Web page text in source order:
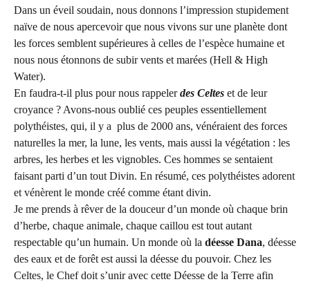
Dans un éveil soudain, nous donnons l’impression stupidement
naïve de nous apercevoir que nous vivons sur une planète dont
les forces semblent supérieures à celles de l’espèce humaine et
nous nous étonnons de subir vents et marées (Hell & High
Water).
En faudra-t-il plus pour nous rappelerdes Celtes et de leur
croyance ? Avons-nous oublié ces peuples essentiellement
polythéistes, qui, il y a plus de 2000 ans, vénéraient des forces
naturelles la mer, la lune, les vents, mais aussi la végétation : les
arbres, les herbes et les vignobles. Ces hommes se sentaient
faisant parti d’un tout Divin. En résumé, ces polythéistes adorent
et vénèrent le monde créé comme étant divin.
Je me prends à rêver de la douceur d’un monde où chaque brin
d’herbe, chaque animale, chaque caillou est tout autant
respectable qu’un humain. Un monde où la déesse Dana, déesse
des eaux et de forêt est aussi la déesse du pouvoir. Chez les
Celtes, le Chef doit s’unir avec cette Déesse de la Terre afin